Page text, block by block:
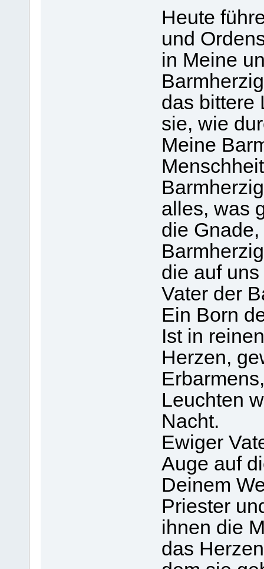
Heute
und
in Meine
das bittere
sie, wie
Meine
alles, was
die
die auf
Vater der
Ein Born
Ist in
Herzen,
Erbarmens,
Leuchten
Nacht.
Ewiger
Auge auf
Deinem
Priester
ihnen die
das